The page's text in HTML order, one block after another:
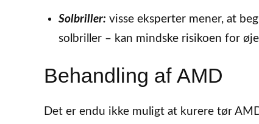
Solbriller: visse eksperter mener, at
solbriller – kan mindske risikoen for
Behandling af AMD
Det er endu ikke muligt at kurere tør